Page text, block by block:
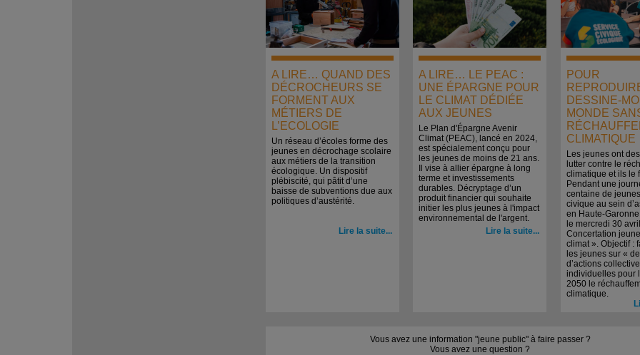
A LIRE… QUAND DES
DÉCROCHEURS SE
FORMENT AUX
MÉTIERS DE
L’ECOLOGIE
Un réseau d’écoles forme des
jeunes en décrochage scolaire
aux métiers de la transition
écologique. Un dispositif
plébiscité, qui pâtit d’une
baisse de subventions due aux
politiques d’austérité.
Lire la suite...
A LIRE… LE PEAC :
UNE ÉPARGNE POUR
LE CLIMAT DÉDIÉE
AUX JEUNES
Le Plan d'Épargne Avenir
Climat (PEAC), lancé en 2024,
est spécialement conçu pour
les jeunes de moins de 21 ans.
Il vise à allier épargne à long
terme et investissements
durables. Décryptage d’un
produit financier qui souhaite
initier les plus jeunes à l'impact
environnemental de l'argent.
Lire la suite...
POUR
DESSINE-
MONDE
CLIMATIQUE
Les jeunes ont
lutter contre le
climatique et ils le
Pendant une
centaine de
civique au sein
en Haute-
le mercredi 30
Concertation
climat ». Objectif :
les jeunes sur «
d’actions
individuelles pour
2050 le
climatique.
Vous avez une information "jeune public" à faire passer ?
Vous avez une question ?